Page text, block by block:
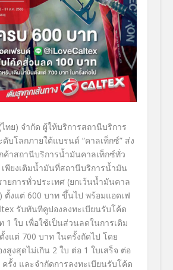
ทย) จำกัด ผู้ให้บริการสถานีบริการ
บโลกภายใต้แบรนด์ “คาลเท็กซ์” ส่ง
ค้าสถานีบริการน้ำมันคาลเท็กซ์ทั่ว
เพียงเติมน้ำมันที่สถานีบริการน้ำมัน
ยการทั่วประเทศ (ยกเว้นน้ำมันคาล
ตั้งแต่ 600 บาท ขึ้นไป พร้อมแอดเฟ
รับทันทีคูปองลงทะเบียนรับโค้ด
1 ใบ เพื่อใช้เป็นส่วนลดในการเติม
งแต่ 700 บาท ในครั้งถัดไป โดย
สูงสุดไม่เกิน 2 ใบ ต่อ 1 ใบเสร็จ ต่อ
ครั้ง และจำกัดการลงทะเบียนรับโค้ด